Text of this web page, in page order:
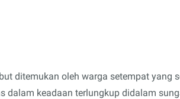
ditemukan oleh warga setempat yang
dalam keadaan terlungkup didalam